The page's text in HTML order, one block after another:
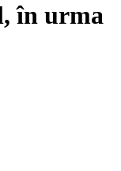
în urma